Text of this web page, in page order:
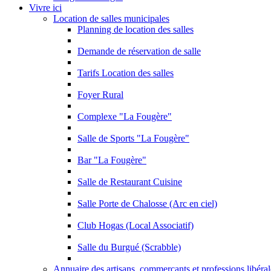
Vivre ici
Location de salles municipales
Planning de location des salles
Demande de réservation de salle
Tarifs Location des salles
Foyer Rural
Complexe "La Fougère"
Salle de Sports "La Fougère"
Bar "La Fougère"
Salle de Restaurant Cuisine
Salle Porte de Chalosse (Arc en ciel)
Club Hogas (Local Associatif)
Salle du Burgué (Scrabble)
Annuaire des artisans, commerçants et professions